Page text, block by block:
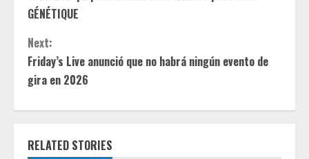
t
i
n
u
e
GÉNÉTIQUE
Next:
Friday’s Live anunció que no habrá ningún evento de
gira en 2026
RELATED STORIES